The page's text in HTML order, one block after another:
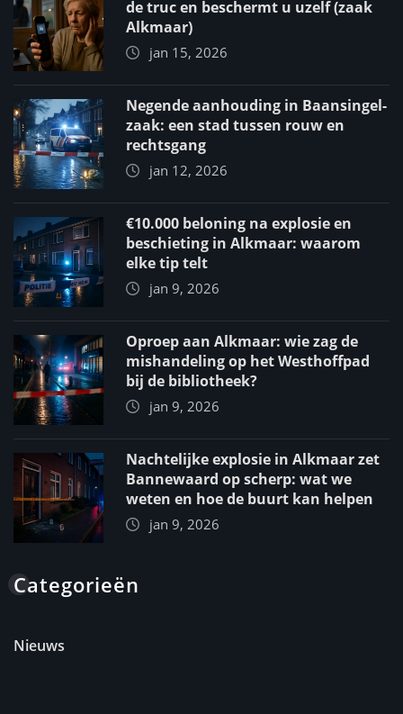
de truc en beschermt u uzelf (zaak
Alkmaar)
jan 15, 2026
Negende aanhouding in Baansingel-
zaak: een stad tussen rouw en
rechtsgang
jan 12, 2026
€10.000 beloning na explosie en
beschieting in Alkmaar: waarom
elke tip telt
jan 9, 2026
Oproep aan Alkmaar: wie zag de
mishandeling op het Westhoffpad
bij de bibliotheek?
jan 9, 2026
Nachtelijke explosie in Alkmaar zet
Bannewaard op scherp: wat we
weten en hoe de buurt kan helpen
jan 9, 2026
Categorieën
Nieuws